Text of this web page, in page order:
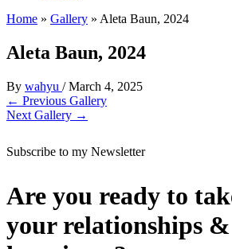
Home » Gallery » Aleta Baun, 2024
Aleta Baun, 2024
By wahyu /March 4, 2025
← Previous Gallery
Next Gallery →
Subscribe to my Newsletter
Are you ready to
your relationships &